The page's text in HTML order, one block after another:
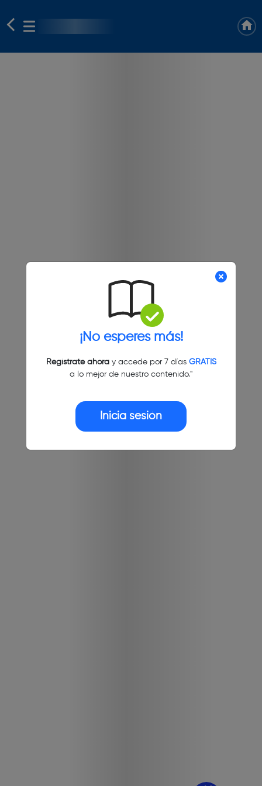
¡No esperes más!
Regístrate ahoray accede por 7 días GRATIS
a lo mejor de nuestro contenido."
Inicia sesión